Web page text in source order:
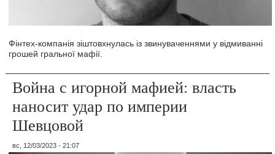
Фінтех-компанія зіштовхнулась із звинуваченнями у відмиванні
грошей гральної мафії.
Война с игорной мафией: власть
наносит удар по империи
Шевцовой
вс, 12/03/2023 - 21:07